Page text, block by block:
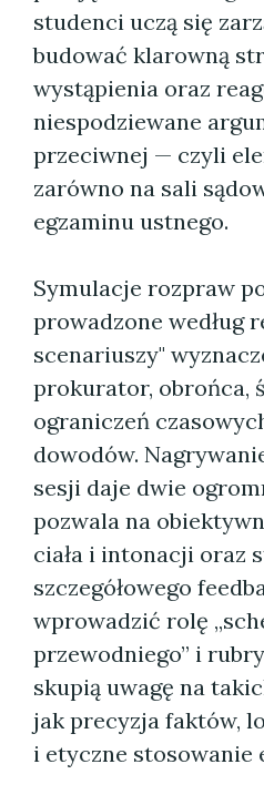
studenci uczą się
budować klarowną
wystąpienia oraz
niespodziewane
przeciwnej — czyli
zarówno na sali
egzaminu ustnego.
Symulacje rozpraw
prowadzone według
scenariuszy"
prokurator, obrońca,
ograniczeń
dowodów.
sesji daje dwie
pozwala na
ciała i intonacji oraz
szczegółowego
wprowadzić rolę
przewodniego” i
skupią uwagę na
jak precyzja faktów,
i etyczne stosowanie